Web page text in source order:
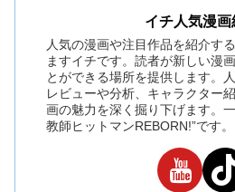
イチ人気漫画
人気の漫画や注目作品を紹介す
ますイチです。読者が新しい漫
とができる場所を提供します。
レビューや分析、キャラクター
画の魅力を深く掘り下げます。
教師ヒットマンREBORN!”です。